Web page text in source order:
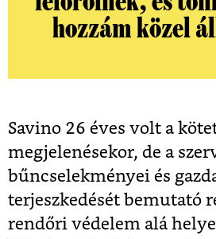
hozzám közel
Savino 26 éves volt a
megjelenésekor, de a
bűncselekményei és
terjeszkedését bemutató
rendőri védelem alá